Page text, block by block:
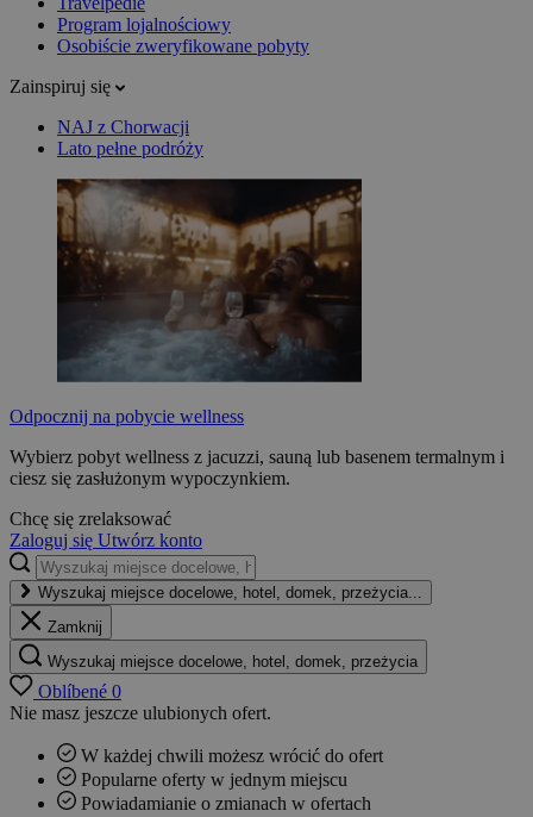
Program lojalnościowy
Osobiście zweryfikowane pobyty
Zainspiruj się
NAJ z Chorwacji
Lato pełne podróży
Odpocznij na pobycie wellness
Wybierz pobyt wellness z jacuzzi, sauną lub basenem termalnym i
ciesz się zasłużonym wypoczynkiem.
Chcę się zrelaksować
Zaloguj się Utwórz konto
Wyszukaj miejsce docelowe, hotel, domek, przeżycia...
Zamknij
Wyszukaj miejsce docelowe, hotel, domek, przeżycia
Oblíbené 0
Nie masz jeszcze ulubionych ofert.
W każdej chwili możesz wrócić do ofert
Popularne oferty w jednym miejscu
Powiadamianie o zmianach w ofertach